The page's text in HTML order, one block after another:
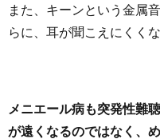
また、キーンという金属
らに、耳が聞こえにくくな
メニエール病も突発性難
が遠くなるのではなく、